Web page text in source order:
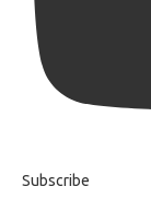
Subscribe